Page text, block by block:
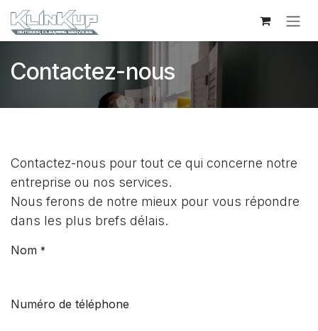
Se rendre au contenu
Contactez-nous
Contactez-nous pour tout ce qui concerne notre
entreprise ou nos services.
Nous ferons de notre mieux pour vous répondre
dans les plus brefs délais.
Nom *
Numéro de téléphone